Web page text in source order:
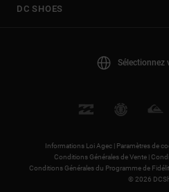
DC SHOES
Sélectionnez
Informations Loi Agec | Paramètres de
Conditions Générales de Vente |
Conditions Générales du Programme de
© 2026